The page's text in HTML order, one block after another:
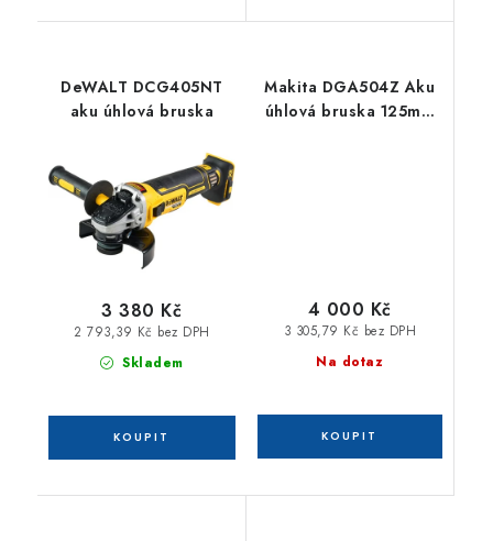
DeWALT DCG405NT
aku úhlová bruska
Skladem
2 793,39 Kč bez DPH
3 380 Kč
Makita DGA504Z Aku
úhlová bruska 125mm
Na dotaz
3 305,79 Kč bez DPH
4 000 Kč